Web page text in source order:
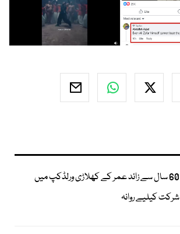
60 سال سے زائد عمر کے کھلاڑی ورلڈکپ میں
شرکت کیلیے روانہ